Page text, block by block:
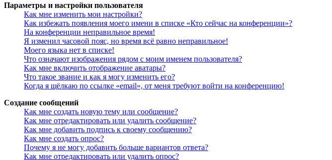
Параметры и настройки пользователя
Как мне изменить мои настройки?
Как избежать появления моего имени в списке «Кто сейчас на конференции»?
На конференции неправильное время!
Я изменил часовой пояс, но время всё равно неправильное!
Моего языка нет в списке!
Что означают изображения рядом с моим именем пользователя?
Как мне включить отображение аватары?
Что такое звание и как я могу изменить его?
Когда я щёлкаю по ссылке «email», от меня требуют войти на конференцию!
Создание сообщений
Как мне создать новую тему или сообщение?
Как мне отредактировать или удалить сообщение?
Как мне добавить подпись к своему сообщению?
Как мне создать опрос?
Почему я не могу добавить больше вариантов ответа?
Как мне отредактировать или удалить опрос?